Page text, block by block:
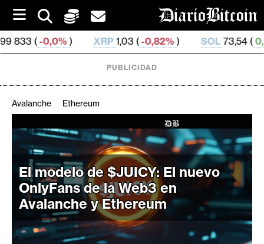
i
p
t
o
) XRP1,03 ( -0,82%) SOL73,54 ( 0,34%)
C
r
i
p
t
o
M
e
PUBLICIDAD
Avalanche Ethereum
El modelo de $JUICY: El nuevo
OnlyFans de la Web3 en
Avalanche y Ethereum